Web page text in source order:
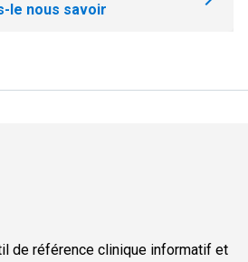
le nous savoir
de référence clinique informatif et